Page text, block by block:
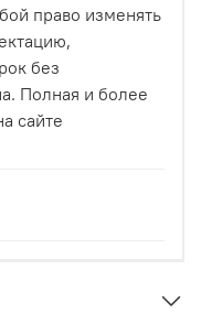
право изменять
без
Полная и более
сайте